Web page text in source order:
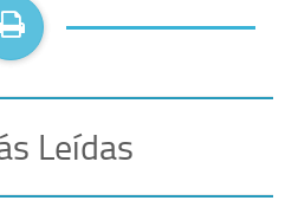
Leídas